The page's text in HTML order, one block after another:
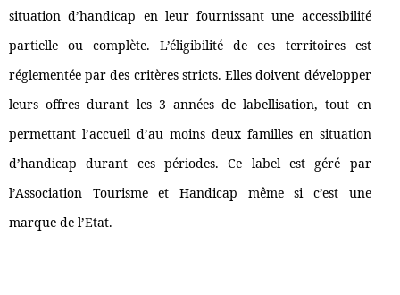
situation d’handicap en leur fournissant une accessibilité
partielle ou complète. L’éligibilité de ces territoires est
réglementée par des critères stricts. Elles doivent développer
leurs offres durant les 3 années de labellisation, tout en
permettant l’accueil d’au moins deux familles en situation
d’handicap durant ces périodes. Ce label est géré par
l’Association Tourisme et Handicap même si c’est une
marque de l’Etat.